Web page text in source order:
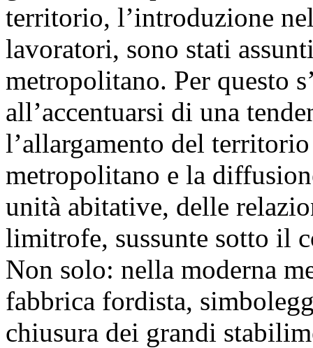
territorio, l’introduzione
lavoratori, sono stati
metropolitano. Per questo
all’accentuarsi di una
l’allargamento del
metropolitano e la
unità abitative, delle
limitrofe, sussunte sotto il
Non solo: nella moderna
fabbrica fordista,
chiusura dei grandi